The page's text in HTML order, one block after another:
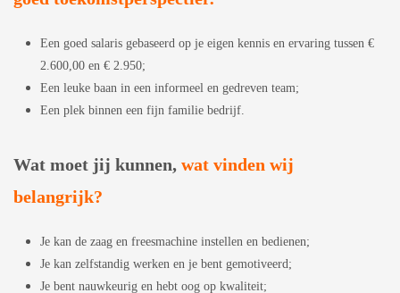
Een goed salaris gebaseerd op je eigen kennis en ervaring tussen €
2.600,00 en € 2.950;
Een leuke baan in een informeel en gedreven team;
Een plek binnen een fijn familie bedrijf.
Wat moet jij kunnen, wat vinden wij
belangrijk?
Je kan de zaag en freesmachine instellen en bedienen;
Je kan zelfstandig werken en je bent gemotiveerd;
Je bent nauwkeurig en hebt oog op kwaliteit;